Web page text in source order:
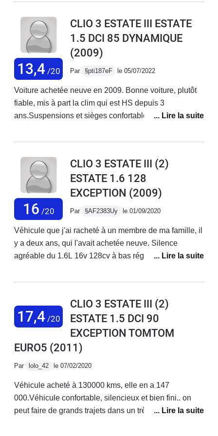
13,4/20
CLIO 3 ESTATE III ESTATE
1.5 DCI 85 DYNAMIQUE
(2009)
Par §pti187eF le 05/07/2022
Voiture achetée neuve en 2009. Bonne voiture, plutôt
fiable, mis à part la clim qui est HS depuis 3
ans.Suspensions et sièges confortables. Moteur
polyvalente pour envisager les grands trajets sur
ressentir : - revêtement des commodos qui se décolle-
support de pare-soleil qui se déboîte- faux-cuir du
volant qui s’effrite
16 /20
CLIO 3 ESTATE III (2)
ESTATE 1.6 128
EXCEPTION (2009)
Par §AF2383Uy le 01/09/2020
Véhicule que j'ai racheté à un membre de ma famille, il
y a deux ans, qui l'avait achetée neuve. Silence
agréable du 1.6L 16v 128cv à bas régimes, tenue de
même sur de longs trajets, volumes de l'habitacle et du
j'avoue que j'ai le pieds un peu lourd, on peut
descendre aux alentours de 6.5L/100km mais attention
à l'encrassement. Boîte de vitesses remplacée à 37
000km, il a fallu se battre avec RENAULT pour qu'ils
valable pour que cela ne soit pas pris en compte !). Il
faudra vous armer de patience pour faire l'entretien
vous même, l'accès au filtre à huile et aux bougies, par
exemple, est un vrai défi. Je ne vous parle même pas
17,4/20
CLIO 3 ESTATE III (2)
ESTATE 1.5 DCI 90
EXCEPTION TOMTOM
EURO5 (2011)
Par lolo_42 le 07/02/2020
Véhicule acheté à 130000 kms, elle en a 147
000.Véhicule confortable, silencieux et bien fini.. on
peut faire de grands trajets dans un très bon confort et